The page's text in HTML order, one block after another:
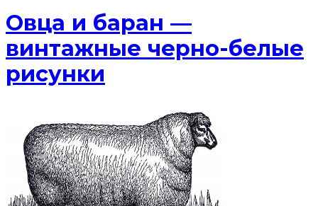
Овца и баран —
винтажные черно-белые
рисунки